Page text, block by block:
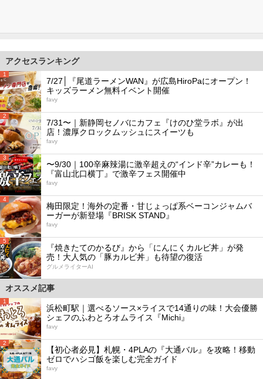
アクセスランキング
1
7/27│『尾道ラーメンWAN』が広島HiroPaにオープン！
キッズラーメン無料イベント開催
favy
2
7/31〜｜新静岡セノバにカフェ『けのひ堂ラボ』が出
店！濃厚クロックムッシュにスイーツも
favy
3
〜9/30｜100辛麻辣湯に激辛超えの“インド辛”カレーも！
『富山北口横丁』で激辛フェス開催中
favy
4
梅田限定！海外の定番・甘じょっぱ系ベーコンジャムバ
ーガーが新登場『BRISK STAND』
favy
5
『焼きたてのかるび』から「にんにくカルビ丼」が発
売！大人気の「豚カルビ丼」も待望の復活
グルメライターAI
オススメ記事
1
浜松町駅｜選べるソース×ライスで14通りの味！大会優勝
シェフのふわとろオムライス『Michi』
favy
2
【初心者必見】札幌・4PLAの『大通バル』を攻略！移動
ゼロでハシゴ飯を楽しむ完全ガイド
favy